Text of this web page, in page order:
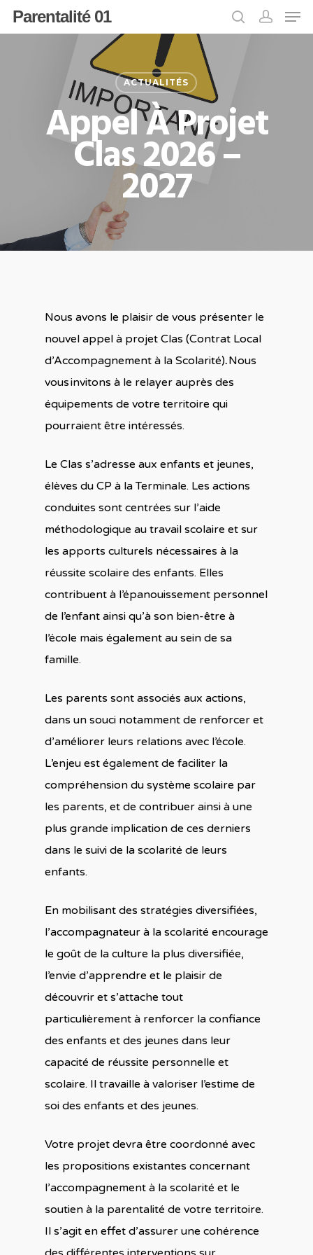
Appuyer sur Entrée pour rechercher ou
sur ESC pour fermer
Parentalité 01
ACTUALITÉS
Appel À Projet
Clas 2026 –
2027
Nous avons le plaisir de vous présenter le
nouvel appel à projet Clas (Contrat Local
d’Accompagnement à la Scolarité).Nous
vousinvitons à le relayer auprès des
équipements de votre territoire qui
pourraient être intéressés.
Le Clas s’adresse aux enfants et jeunes,
élèves du CP à la Terminale. Les actions
conduites sont centrées sur l’aide
méthodologique au travail scolaire et sur
les apports culturels nécessaires à la
réussite scolaire des enfants. Elles
contribuent à l’épanouissement personnel
de l’enfant ainsi qu’à son bien-être à
l’école mais également au sein de sa
famille.
Les parents sont associés aux actions,
dans un souci notamment de renforcer et
d’améliorer leurs relations avec l’école.
L’enjeu est également de faciliter la
compréhension du système scolaire par
les parents, et de contribuer ainsi à une
plus grande implication de ces derniers
dans le suivi de la scolarité de leurs
enfants.
En mobilisant des stratégies diversifiées,
l’accompagnateur à la scolarité encourage
le goût de la culture la plus diversifiée,
l’envie d’apprendre et le plaisir de
découvrir et s’attache tout
particulièrement à renforcer la confiance
des enfants et des jeunes dans leur
capacité de réussite personnelle et
scolaire. Il travaille à valoriser l’estime de
soi des enfants et des jeunes.
Votre projet devra être coordonné avec
les propositions existantes concernant
l’accompagnement à la scolarité et le
soutien à la parentalité de votre territoire.
Il s’agit en effet d’assurer une cohérence